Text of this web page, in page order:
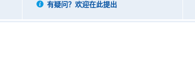
有疑问？欢迎在此提出